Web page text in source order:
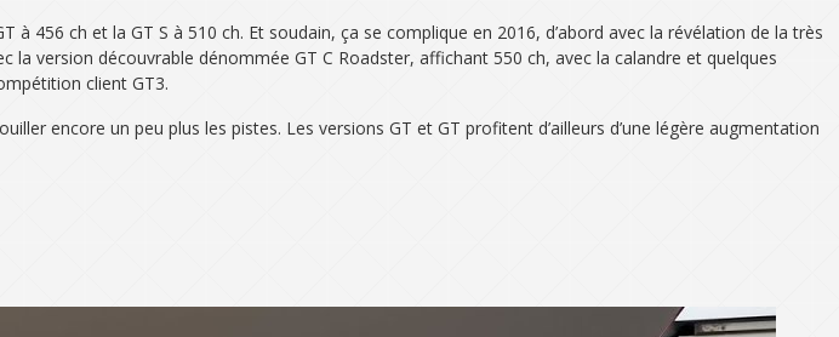
à 456 ch et la GT S à 510 ch. Et soudain, ça se complique en 2016, d’abord avec la révélation de la très
version découvrable dénommée GT C Roadster, affichant 550 ch, avec la calandre et quelques
client GT3.
encore un peu plus les pistes. Les versions GT et GT profitent d’ailleurs d’une légère augmentation